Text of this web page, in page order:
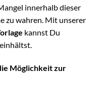
innerhalb dieser
zu wahren. Mit unserer
kannst Du
Möglichkeit zur